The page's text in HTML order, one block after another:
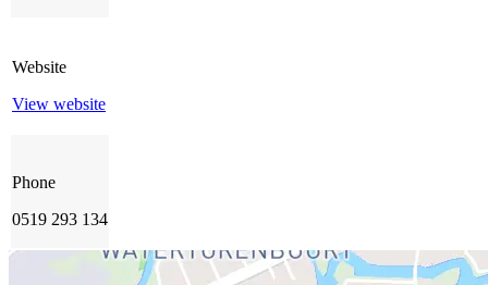
Website
View website
Phone
0519 293 134